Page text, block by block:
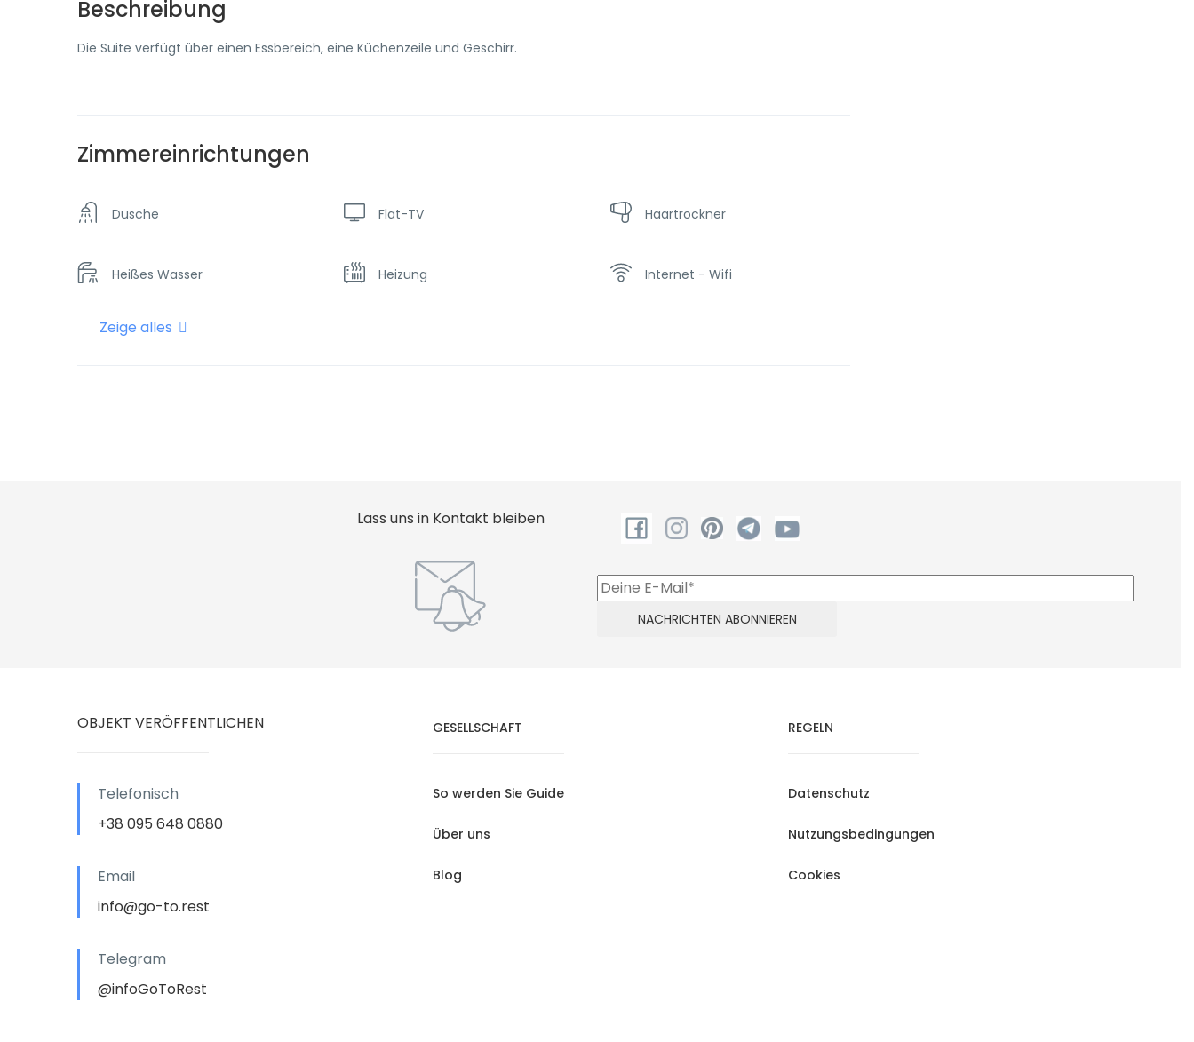
Beschreibung
Die Suite verfügt über einen Essbereich, eine Küchenzeile und Geschirr.
Zimmereinrichtungen
Dusche Flat-TV Haartrockner
Heißes Wasser Heizung Internet - Wifi
Küche
Zeige alles
Lass uns in Kontakt bleiben
OBJEKT VERÖFFENTLICHEN
Telefonisch
+38 095 648 0880
Email
info@go-to.rest
Telegram
@infoGoToRest
GESELLSCHAFT
So werden Sie Guide
Über uns
Blog
REGELN
Datenschutz
Nutzungsbedingungen
Cookies